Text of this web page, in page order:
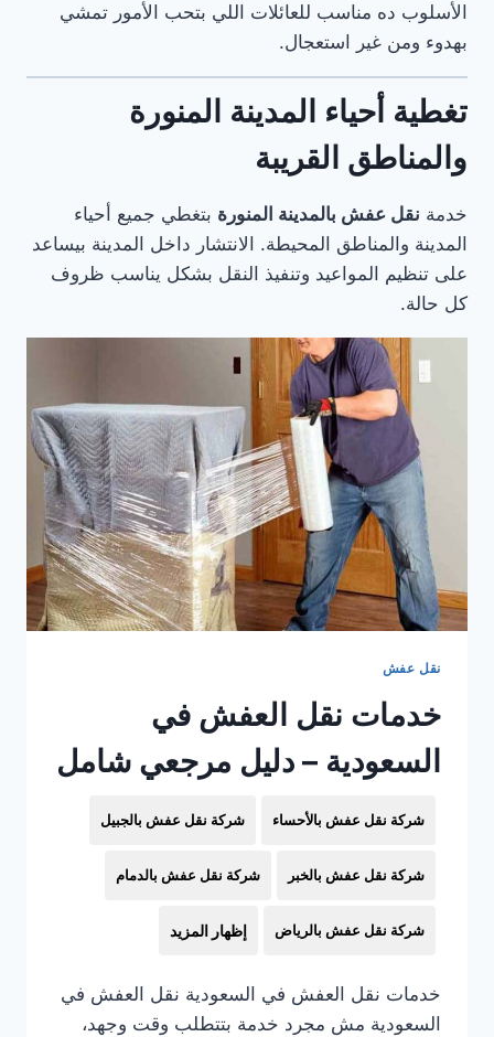
الأسلوب ده مناسب للعائلات اللي بتحب الأمور تمشي
بهدوء ومن غير استعجال.
تغطية أحياء المدينة المنورة
والمناطق القريبة
خدمة نقل عفش بالمدينة المنورة بتغطي جميع أحياء
المدينة والمناطق المحيطة. الانتشار داخل المدينة بيساعد
على تنظيم المواعيد وتنفيذ النقل بشكل يناسب ظروف
كل حالة.
نقل عفش
خدمات نقل العفش في
السعودية – دليل مرجعي شامل
شركة نقل عفش بالأحساء شركة نقل عفش بالجبيل
شركة نقل عفش بالخبر شركة نقل عفش بالدمام
شركة نقل عفش بالرياض إظهار المزيد
خدمات نقل العفش في السعودية نقل العفش في
السعودية مش مجرد خدمة بتتطلب وقت وجهد،